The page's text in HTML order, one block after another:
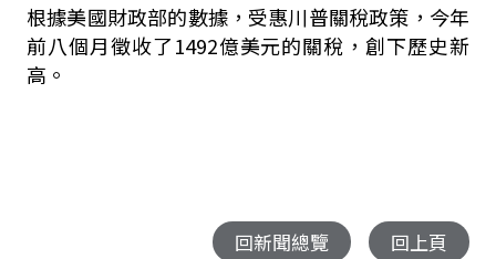
根據美國財政部的數據，受惠川普關稅政策，今年
前八個月徵收了1492億美元的關稅，創下歷史新
高。
回新聞總覽 回上頁